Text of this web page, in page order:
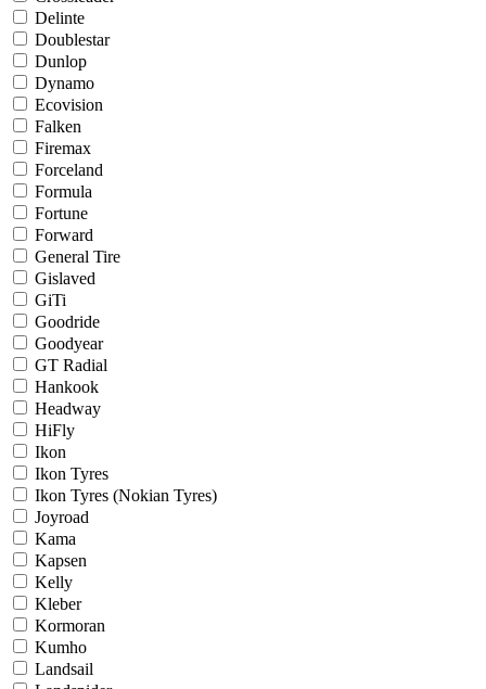
Delinte
Doublestar
Dunlop
Dynamo
Ecovision
Falken
Firemax
Forceland
Formula
Fortune
Forward
General Tire
Gislaved
GiTi
Goodride
Goodyear
GT Radial
Hankook
Headway
HiFly
Ikon
Ikon Tyres
Ikon Tyres (Nokian Tyres)
Joyroad
Kama
Kapsen
Kelly
Kleber
Kormoran
Kumho
Landsail